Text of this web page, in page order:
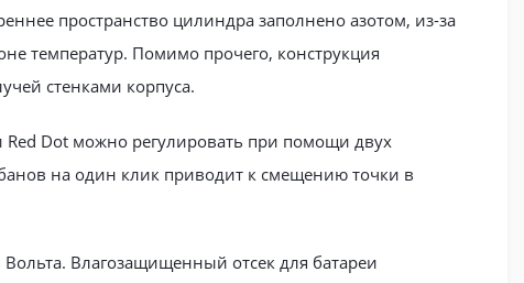
пространство цилиндра заполнено азотом, из-за
температур. Помимо прочего, конструкция
стенками корпуса.
Dot можно регулировать при помощи двух
на один клик приводит к смещению точки в
Влагозащищенный отсек для батареи